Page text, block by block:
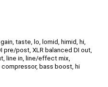
taste, lo, lomid, himid, hi,
post, XLR balanced DI out,
line in, line/effect mix,
bass boost, hi